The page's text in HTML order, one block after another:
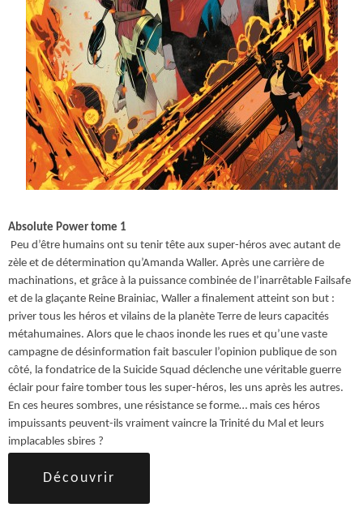
Absolute Power tome 1
Peu d’être humains ont su tenir tête aux super-héros avec autant de
zèle et de détermination qu’Amanda Waller. Après une carrière de
machinations, et grâce à la puissance combinée de l’inarrêtable Failsafe
et de la glaçante Reine Brainiac, Waller a finalement atteint son but :
priver tous les héros et vilains de la planète Terre de leurs capacités
métahumaines. Alors que le chaos inonde les rues et qu’une vaste
campagne de désinformation fait basculer l’opinion publique de son
côté, la fondatrice de la Suicide Squad déclenche une véritable guerre
éclair pour faire tomber tous les super-héros, les uns après les autres.
En ces heures sombres, une résistance se forme… mais ces héros
impuissants peuvent-ils vraiment vaincre la Trinité du Mal et leurs
implacables sbires ?
Découvrir